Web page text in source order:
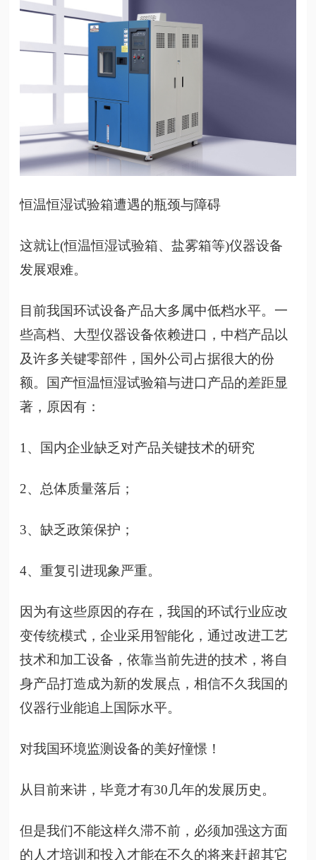
恒温恒湿试验箱遭遇的瓶颈与障碍
这就让(恒温恒湿试验箱、盐雾箱等)仪器设备
发展艰难。
目前我国环试设备产品大多属中低档水平。一
些高档、大型仪器设备依赖进口，中档产品以
及许多关键零部件，国外公司占据很大的份
额。国产恒温恒湿试验箱与进口产品的差距显
著，原因有：
1、国内企业缺乏对产品关键技术的研究
2、总体质量落后；
3、缺乏政策保护；
4、重复引进现象严重。
因为有这些原因的存在，我国的环试行业应改
变传统模式，企业采用智能化，通过改进工艺
技术和加工设备，依靠当前先进的技术，将自
身产品打造成为新的发展点，相信不久我国的
仪器行业能追上国际水平。
对我国环境监测设备的美好憧憬！
从目前来讲，毕竟才有30几年的发展历史。
但是我们不能这样久滞不前，必须加强这方面
的人才培训和投入才能在不久的将来赶超其它